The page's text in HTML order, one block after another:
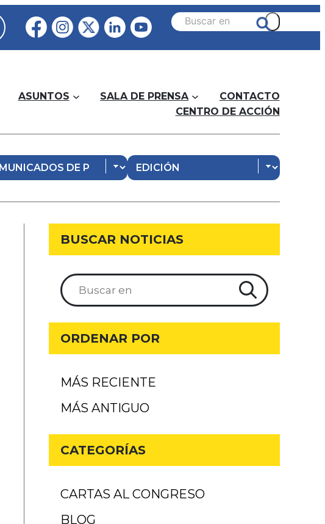
ASUNTOS SALA DE PRENSA
CONTACTO
CENTRO DE ACCIÓN
BUSCAR NOTICIAS
ORDENAR POR
MÁS RECIENTE
MÁS ANTIGUO
CATEGORÍAS
CARTAS AL CONGRESO
BLOG